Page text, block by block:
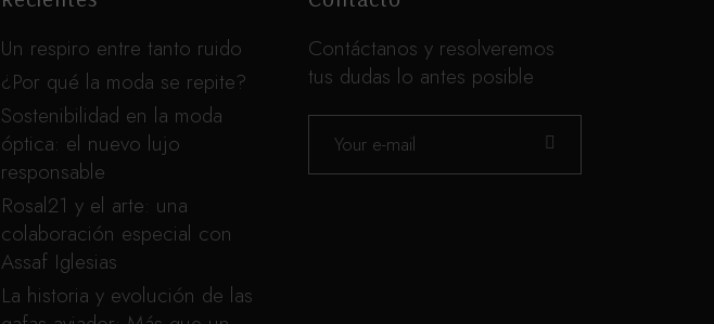
Un respiro entre tanto ruido
¿Por qué la moda se repite?
Sostenibilidad en la moda
óptica: el nuevo lujo
responsable
Rosal21 y el arte: una
colaboración especial con
Assaf Iglesias
La historia y evolución de las
Contáctanos y resolveremos
tus dudas lo antes posible